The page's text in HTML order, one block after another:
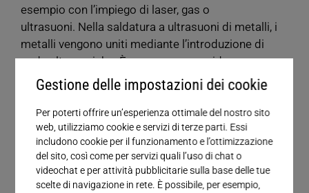
Gestione delle impostazioni dei cookie
Per poterti offrire un’esperienza ottimale del nostro sito
web, utilizziamo cookie e servizi di terze parti. Essi
includono cookie per il funzionamento e l’ottimizzazione
del sito, così come per servizi quali l’uso di chat o
videochat e per attività pubblicitarie sulla base delle tue
scelte di navigazione in rete. È possibile, per esempio,
Prodotti
L'azienda
Japan 日本語
esempio con l’impiego di laser, gas o
ultrasuoni. Nella saldatura a ultrasuoni di metalli, i
metalli vengono uniti mediante l’introduzione di
onde ultrasoniche. È un processo rapido e
soprattutto efficiente in termini energetici.
Tecnologia di saldatura a ultrasuoni
per metalli non ferrosi